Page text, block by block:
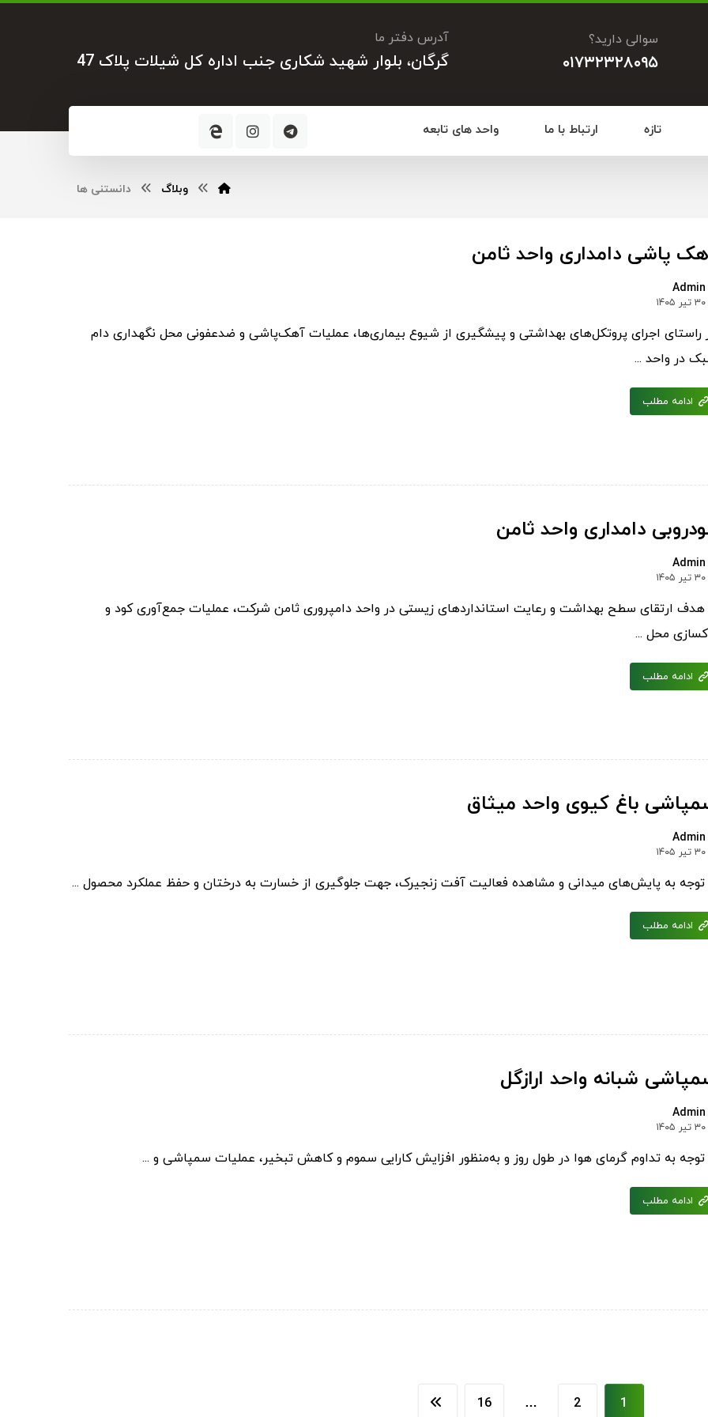
آدرس دفتر ما
گرگان، بلوار شهید شکاری جنب اداره کل شیلات پلاک 47
سوالی دارید؟
۰۱۷۳۲۳۲۸۰۹۵
تازه ارتباط با ما واحد های تابعه
وبلاگ دانستنی‌ ها
پاشی دامداری واحد ثامن
Admin
۳۰ تیر ۱۴۰۵
راستای اجرای پروتکل‌های بهداشتی و پیشگیری از شیوع بیماری‌ها، عملیات آهک‌پاشی و ضدعفونی محل نگهداری دام
در واحد ...
ادامه مطلب
دامداری واحد ثامن
Admin
۳۰ تیر ۱۴۰۵
هدف ارتقای سطح بهداشت و رعایت استانداردهای زیستی در واحد دامپروری ثامن شرکت، عملیات جمع‌آوری کود و
محل ...
ادامه مطلب
باغ کیوی واحد میثاق
Admin
۳۰ تیر ۱۴۰۵
توجه به پایش‌های میدانی و مشاهده فعالیت آفت زنجیرک، جهت جلوگیری از خسارت به درختان و حفظ عملکرد محصول ...
ادامه مطلب
شبانه واحد ارازگل
Admin
۳۰ تیر ۱۴۰۵
توجه به تداوم گرمای هوا در طول روز و به‌منظور افزایش کارایی سموم و کاهش تبخیر، عملیات سمپاشی و ...
ادامه مطلب
1
2
…
16